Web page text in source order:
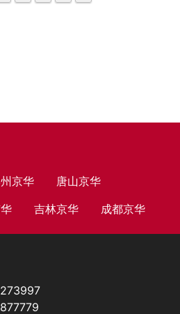
京华
唐山京华
吉林京华 成都京华